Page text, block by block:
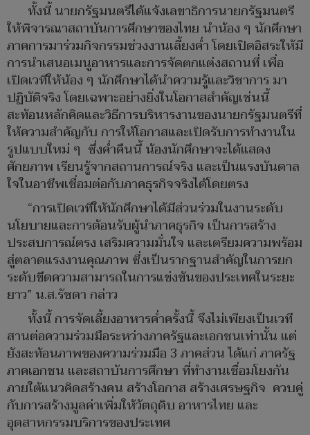
ทั้งนี้ นายกรัฐมนตรีได้แจ้งเลขาธิการนายกรัฐมนตรี
ให้พิจารณาสถาบันการศึกษาของไทย นำน้อง ๆ นักศึกษา
ภาคการมาร่วมกิจกรรมช่วงงานเลี้ยงค่ำ โดยเปิดอิสระให้มี
การนำเสนอเมนูอาหารและการจัดตกแต่งสถานที่ เพื่อ
เปิดเวทีให้น้อง ๆ นักศึกษาได้นำความรู้และวิชาการ มา
ปฏิบัติจริง โดยเฉพาะอย่างยิ่งในโอกาสสำคัญเช่นนี้
สะท้อนหลักคิดและวิธีการบริหารงานของนายกรัฐมนตรีที่
ให้ความสำคัญกับ การให้โอกาสและเปิดรับการทำงานใน
รูปแบบใหม่ ๆ ซึ่งค่ำคืนนี้ น้องนักศึกษาจะได้แสดง
ศักยภาพ เรียนรู้จากสถานการณ์จริง และเป็นแรงบันดาล
ใจในอาชีพเชื่อมต่อกับภาคธุรกิจจริงได้โดยตรง
“การเปิดเวทีให้นักศึกษาได้มีส่วนร่วมในงานระดับ
นโยบายและการต้อนรับผู้นำภาคธุรกิจ เป็นการสร้าง
ประสบการณ์ตรง เสริมความมั่นใจ และเตรียมความพร้อม
สู่ตลาดแรงงานคุณภาพ ซึ่งเป็นรากฐานสำคัญในการยก
ระดับขีดความสามารถในการแข่งขันของประเทศในระยะ
ยาว” น.ส.รัชดา กล่าว
ทั้งนี้ การจัดเลี้ยงอาหารค่ำครั้งนี้ จึงไม่เพียงเป็นเวที
สานต่อความร่วมมือระหว่างภาครัฐและเอกชนเท่านั้น แต่
ยังสะท้อนภาพของความร่วมมือ 3 ภาคส่วน ได้แก่ ภาครัฐ
ภาคเอกชน และสถาบันการศึกษา ที่ทำงานเชื่อมโยงกัน
ภายใต้แนวคิดสร้างคน สร้างโอกาส สร้างเศรษฐกิจ ควบคู่
กับการสร้างมูลค่าเพิ่มให้วัตถุดิบ อาหารไทย และ
อุตสาหกรรมบริการของประเทศ